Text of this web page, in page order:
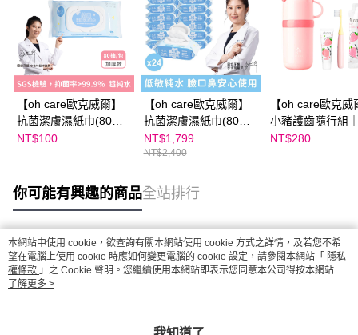
【oh care歐克威爾】
抗菌潔膚濕紙巾(80抽)
單入
NT$100
【oh care歐克威爾】
抗菌潔膚濕紙巾(80
抽)24入
NT$1,799
NT$2,400
【oh care歐克威
小豬護齒隨行組
小豬草莓組 (收納
NT$280
你可能有興趣的商品全站排行
熱門標籤
本網站中使用 cookie，欲查詢有關本網站使用 cookie 方式之詳情，及若您不希
望在電腦上使用 cookie 時應如何變更電腦的 cookie 設定，請參閱本網站「 隱私
權條款 」之 Cookie 聲明。您繼續使用本網站即表示您同意本公司得按本網站使
用條款之 Cookie 聲明使用 cookie。
了解更多 >